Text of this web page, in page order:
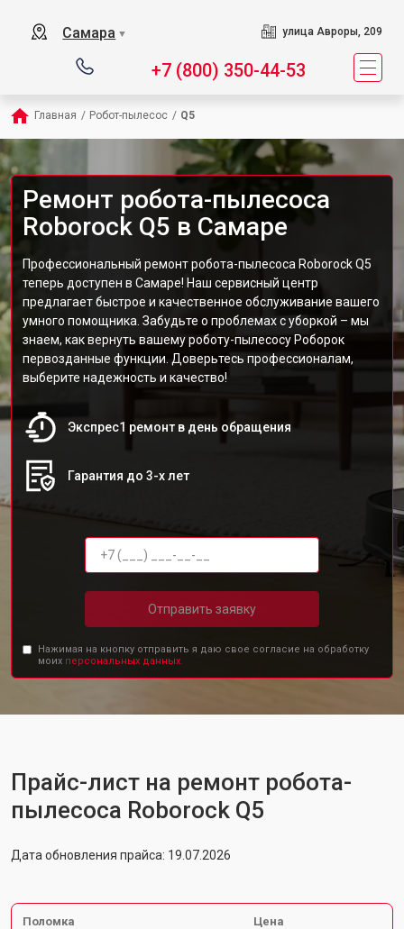
Самара ▼ улица Авроры, 209
+7 (800) 350-44-53
Главная / Робот-пылесос / Q5
Ремонт робота-пылесоса
Roborock Q5 в Самаре
Профессиональный ремонт робота-пылесоса Roborock Q5
теперь доступен в Самаре! Наш сервисный центр
предлагает быстрое и качественное обслуживание вашего
умного помощника. Забудьте о проблемах с уборкой – мы
знаем, как вернуть вашему роботу-пылесосу Роборок
первозданные функции. Доверьтесь профессионалам,
выберите надежность и качество!
Экспрес1 ремонт в день обращения
Гарантия до 3-х лет
Отправить заявку
Нажимая на кнопку отправить я даю свое согласие на обработку
моих персональных данных.
Прайс-лист на ремонт робота-
пылесоса Roborock Q5
Дата обновления прайса: 19.07.2026
Поломка Цена